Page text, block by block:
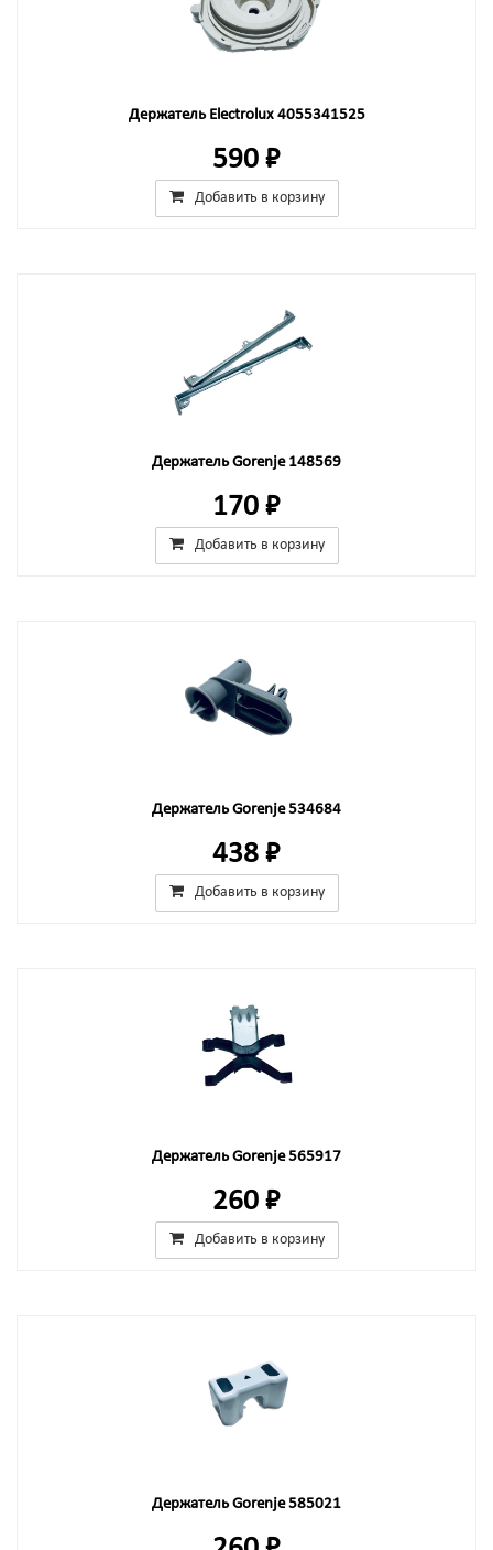
Держатель Electrolux 4055341525
590 ₽
Добавить в корзину
Держатель Gorenje 148569
170 ₽
Добавить в корзину
Держатель Gorenje 534684
438 ₽
Добавить в корзину
Держатель Gorenje 565917
260 ₽
Добавить в корзину
Держатель Gorenje 585021